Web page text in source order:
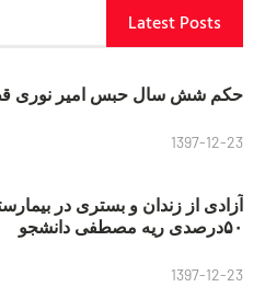
Latest Posts
حکم شش سال حبس امیر نوری
1397-12-23
آزادی از زندان و بستری در
۵۰درصدی ریه مصطفی دانشجو
1397-12-23